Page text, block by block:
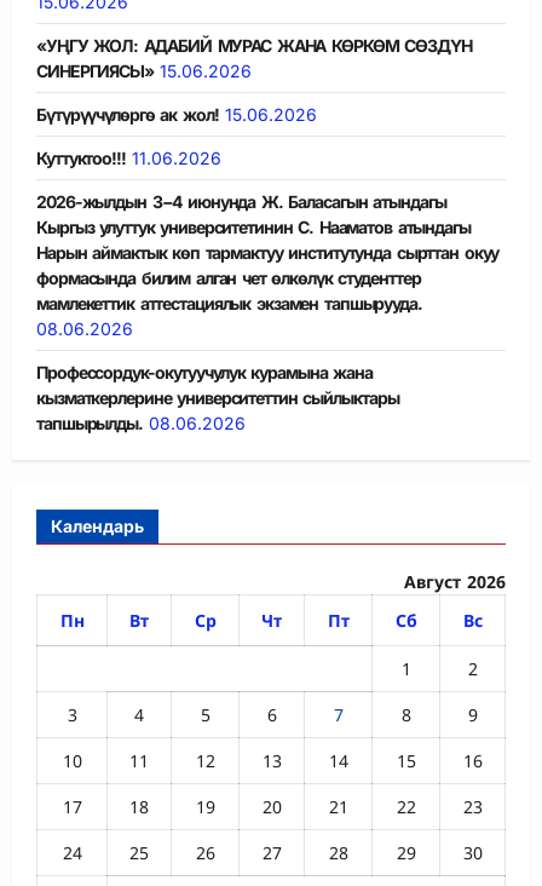
«УҢГУ ЖОЛ: АДАБИЙ МУРАС ЖАНА КӨРКӨМ СӨЗДҮН
СИНЕРГИЯСЫ» 15.06.2026
Бүтүрүүчүлөргө ак жол! 15.06.2026
Куттуктоо!!! 11.06.2026
2026-жылдын 3−4 июнунда Ж. Баласагын атындагы
Кыргыз улуттук университетинин С. Нааматов атындагы
Нарын аймактык көп тармактуу институтунда сырттан окуу
формасында билим алган чет өлкөлүк студенттер
мамлекеттик аттестациялык экзамен тапшырууда.
08.06.2026
Профессордук-окутуучулук курамына жана
кызматкерлерине университеттин сыйлыктары
тапшырылды. 08.06.2026
Календарь
Август 2026
Пн
Вт Ср Чт Пт Сб Вс
1
2
3
4 5 6 7 8
9
10
11 12 13 14 15
16
17
18 19 20 21 22
23
24
25 26 27 28 29
30